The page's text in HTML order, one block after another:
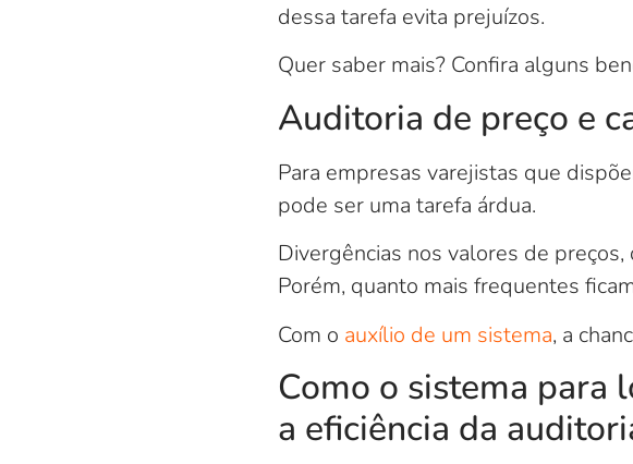
dessa tarefa evita prejuízos.
Quer saber mais? Confira alguns
Auditoria de preço e
Para empresas varejistas que
pode ser uma tarefa árdua.
Divergências nos valores de
Porém, quanto mais frequentes
Com o auxílio de um sistema, a
Como o sistema para
a eficiência da